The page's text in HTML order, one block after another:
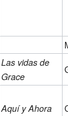
Las vidas de
Grace
Aquí y Ahora